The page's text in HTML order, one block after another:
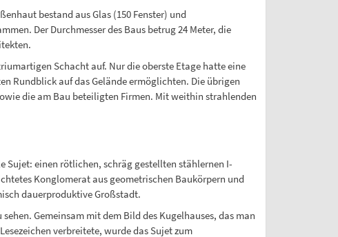
bestand aus Glas (150 Fenster) und
Der Durchmesser des Baus betrug 24 Meter, die
Schacht auf. Nur die oberste Etage hatte eine
Rundblick auf das Gelände ermöglichten. Die übrigen
die am Bau beteiligten Firmen. Mit weithin strahlenden
Sujet: einen rötlichen, schräg gestellten stählernen I-
Konglomerat aus geometrischen Baukörpern und
dauerproduktive Großstadt.
Gemeinsam mit dem Bild des Kugelhauses, das man
verbreitete, wurde das Sujet zum